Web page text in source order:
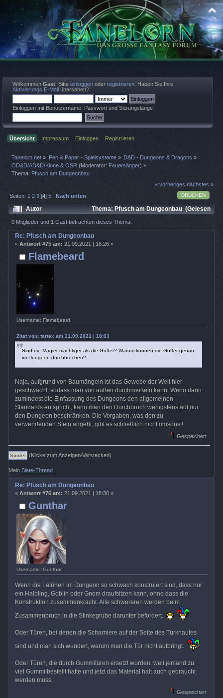
Willkommen Gast . Bitte einloggen oder registrieren . Haben Sie Ihre
Aktivierungs E-Mail übersehen?
Einloggen mit Benutzername, Passwort und Sitzungslänge
Übersicht Impressum Einloggen Registrieren
Tanelorn.net » Pen & Paper - Spielsysteme» D&D - Dungeons & Dragons »
OD&D/AD&D/Klone & OSR (Moderator: Feuersänger) »
Thema: Pfusch am Dungeonbau
« vorheriges nächstes »
DRUCKEN
Seiten: 1 2 3 [4]5 Nach unten
Autor
Thema: Pfusch am Dungeonbau (Gelesen
16667 mal)
0 Mitglieder und 1 Gast betrachten dieses Thema.
Flamebeard
Username: Flamebeard
Re: Pfusch am Dungeonbau
« Antwort #75 am: 21.09.2021 | 18:26 »
Zitat von: tartex am 21.09.2021 | 18:03
Sind die Magier mächtiger als die Götter? Warum können die Götter genau
im Dungeon durchbrechen?
Naja, aufgrund von Baumängeln ist das Gewebe der Welt hier
geschwächt, sodass man von außen durchmeißeln kann. Wenn dann
zumindest die Einfassung des Dungeons den allgemeinen
Standards entspricht, kann man den Durchbruch wenigstens auf nur
den Dungeon beschränken. Die Vorgaben, was den zu
verwendenden Stein angeht, gibt es schließlich nicht umsonst!
Gespeichert
(Klicke zum Anzeigen/Verstecken)
Mein Biete-Thread
Gunthar
Username: Gunthar
Re: Pfusch am Dungeonbau
« Antwort #76 am: 21.09.2021 | 18:30 »
Wenn die Latrinen im Dungeon so schwach konstruiert sind, dass nur
ein Halbling, Goblin oder Gnom draufsitzen kann, ohne dass die
Konstruktion zusammenkracht. Alle schwereren werden beim
Zusammenbruch in die Stinkegrube darunter befördert.
Oder Türen, bei denen die Scharniere auf der Seite des Türknaufes
sind und man sich wundert, warum man die Tür nicht aufbringt.
Oder Türen, die durch Gummitüren ersetzt wurden, weil jemand zu
viel Gummi bestellt hatte und jetzt das Material halt auch gebraucht
werden muss.
Gespeichert